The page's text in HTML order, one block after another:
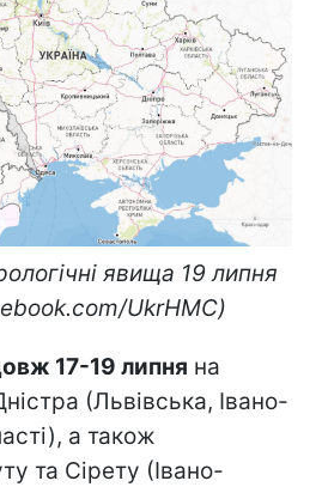
явища 19 липня
UkrHMC)
17-19 липня на
(Львівська, Івано-
а також
та Сірету (Івано-